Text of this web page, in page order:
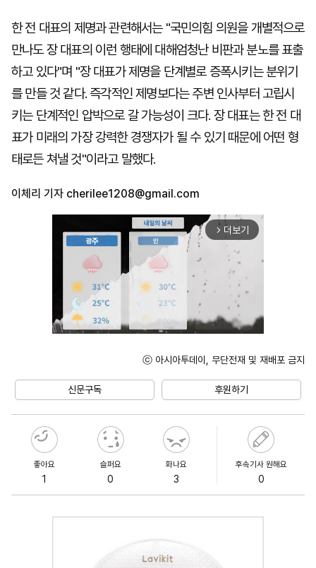
한 전 대표의 제명과 관련해서는 "국민의힘 의원을 개별적으로
만나도 장 대표의 이런 행태에 대해엄청난 비판과 분노를 표출
하고 있다"며 "장 대표가 제명을 단계별로 증폭시키는 분위기
를 만들 것 같다. 즉각적인 제명보다는 주변 인사부터 고립시
키는 단계적인 압박으로 갈 가능성이 크다. 장 대표는 한 전 대
표가 미래의 가장 강력한 경쟁자가 될 수 있기 때문에 어떤 형
태로든 쳐낼 것"이라고 말했다.
이체리 기자 cherilee1208@gmail.com
arrow_forward_ios 더보기
ⓒ 아시아투데이, 무단전재 및 재배포 금지
신문구독 후원하기
좋아요
1
슬퍼요
0
화나요
3
후속기사 원해요
0